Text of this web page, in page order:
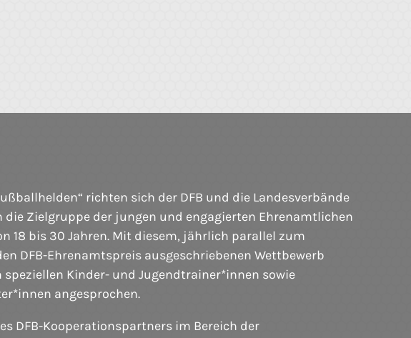
richten sich der DFB und die Landesverbände
die Zielgruppe der jungen und engagierten Ehrenamtlichen
18 bis 30 Jahren. Mit diesem, jährlich parallel zum
DFB-Ehrenamtspreis ausgeschriebenen Wettbewerb
speziellen Kinder- und Jugendtrainer*innen sowie
angesprochen.
DFB-Kooperationspartners im Bereich der